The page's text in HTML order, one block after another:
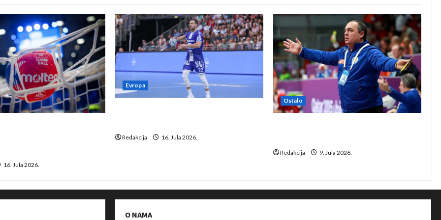
16. Jula 2026.
Evropa
Redakcija 16. Jula 2026.
Ostalo
Redakcija 9. Jula 2026.
O NAMA